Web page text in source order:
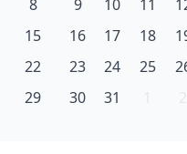
8 9 10 11
15 16 17 18
22 23 24 25
29 30 31